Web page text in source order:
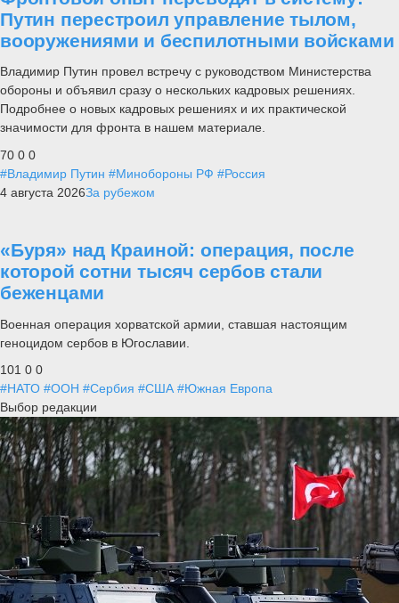
Путин перестроил управление тылом,
вооружениями и беспилотными войсками
Владимир Путин провел встречу с руководством Министерства
обороны и объявил сразу о нескольких кадровых решениях.
Подробнее о новых кадровых решениях и их практической
значимости для фронта в нашем материале.
70 0 0
#Владимир Путин #Минобороны РФ #Россия
4 августа 2026За рубежом
«Буря» над Краиной: операция, после
которой сотни тысяч сербов стали
беженцами
Военная операция хорватской армии, ставшая настоящим
геноцидом сербов в Югославии.
101 0 0
#НАТО #ООН #Сербия #США #Южная Европа
Выбор редакции